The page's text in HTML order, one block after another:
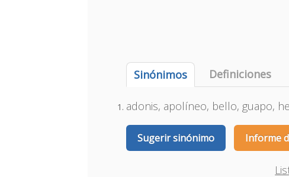
Sinónimos Definiciones
adonis, apolíneo, bello, guapo,
Sugerir sinónimo Informe